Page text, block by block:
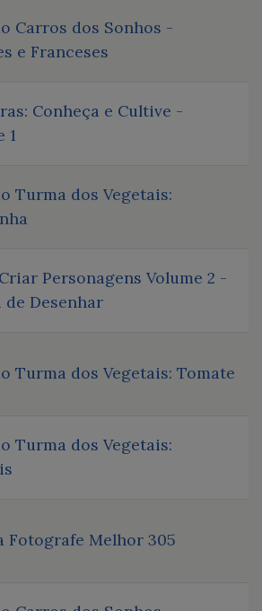
Carros dos Sonhos -
e Franceses
Conheça e Cultive -
1
Turma dos Vegetais:
Personagens Volume 2 -
de Desenhar
Turma dos Vegetais: Tomate
Turma dos Vegetais:
Fotografe Melhor 305